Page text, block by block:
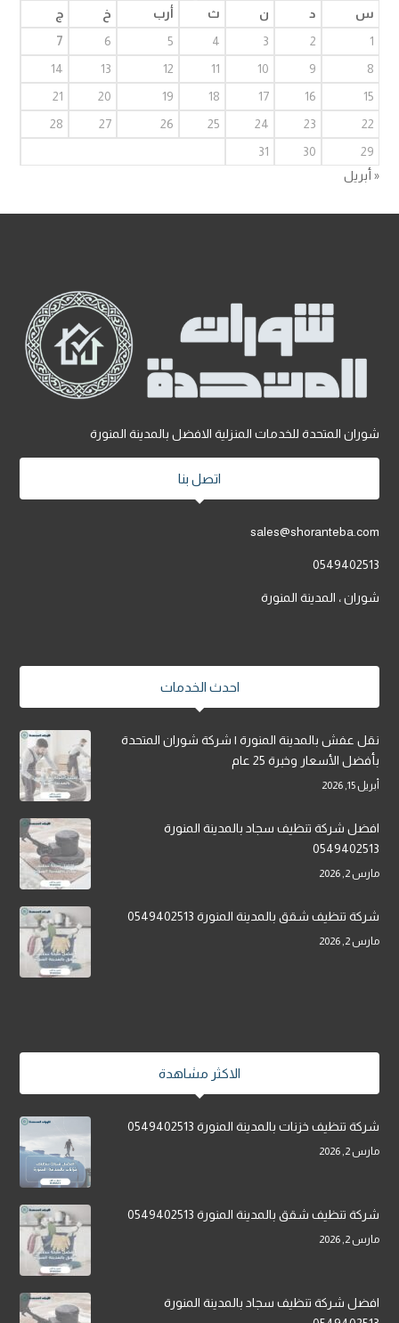
س د ن ث أرب خ
ج
1
2
3
4
5
6
7
8
9
10
11
12
13
14
15
16
17
18
19
20
21
22
23
24
25
26
27
28
29
30
31
« أبريل
شوران المتحدة للخدمات المنزلية الافضل بالمدينة المنورة
اتصل بنا
sales@shoranteba.com
0549402513
شوران ، المدينة المنورة
احدث الخدمات
نقل عفش بالمدينة المنورة | شركة شوران المتحدة
بأفضل الأسعار وخبرة 25 عام
أبريل 15, 2026
افضل شركة تنظيف سجاد بالمدينة المنورة
0549402513
مارس 2, 2026
شركة تنظيف شقق بالمدينة المنورة 0549402513
مارس 2, 2026
الاكثر مشاهدة
شركة تنظيف خزنات بالمدينة المنورة 0549402513
مارس 2, 2026
شركة تنظيف شقق بالمدينة المنورة 0549402513
مارس 2, 2026
افضل شركة تنظيف سجاد بالمدينة المنورة